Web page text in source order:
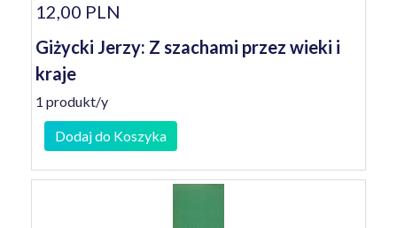
12,00 PLN
Giżycki Jerzy: Z szachami przez wieki i
kraje
1 produkt/y
Dodaj do Koszyka